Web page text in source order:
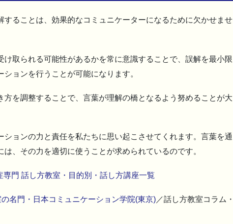
することは、効果的なコミュニケーターになるために欠かせませ
け取られる可能性があるかを常に意識することで、誤解を最小限
ョンを行うことが可能になります。
方を調整することで、言葉が理解の橋となるよう努めることが大
ョンの力と責任を私たちに思い起こさせてくれます。言葉を通
、その力を適切に使うことが求められているのです。
専門 話し方教室・目的別・話し方講座一覧
名門・日本コミュニケーション学院(東京) ／話し方教室コラム・